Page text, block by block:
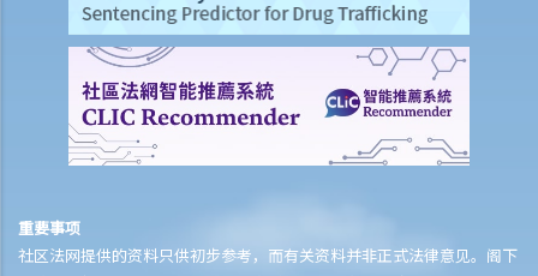
3. 我买了一只正版电影DVD光碟，如果我在一个慈善筹款活动上播放这
只电影光碟，我有侵犯版权吗？
4. 我买了一只正版电脑游戏CD光碟，如果把CD光碟借给我的朋友，让
他在自己的电脑也可以玩这个游戏，我要为侵犯版权负上责任吗？
5. 一名学生复印了一本书，并分发给全班同学，他有侵犯版权吗？他的
吗？
重要事项
社区法网提供的资料只供初步参考，而有关资料并非正式法律意见。阁下